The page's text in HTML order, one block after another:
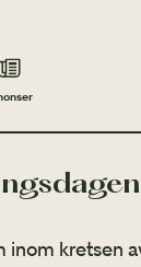
inom kretsen